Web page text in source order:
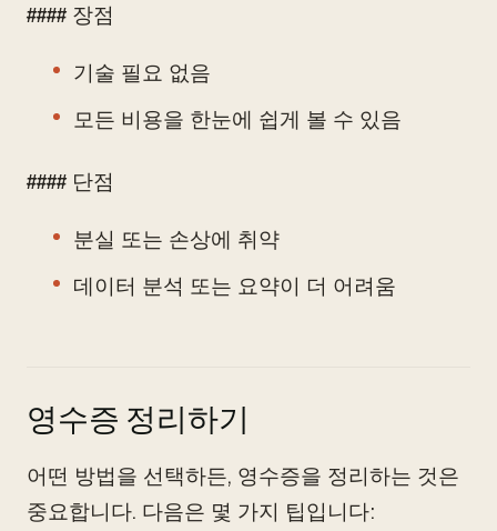
#### 장점
기술 필요 없음
모든 비용을 한눈에 쉽게 볼 수 있음
#### 단점
분실 또는 손상에 취약
데이터 분석 또는 요약이 더 어려움
영수증 정리하기
어떤 방법을 선택하든, 영수증을 정리하는 것은
중요합니다. 다음은 몇 가지 팁입니다: